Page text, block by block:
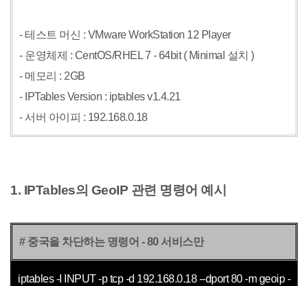
- 테스트 머신 : VMware WorkStation 12 Player
- 운영체제 : CentOS/RHEL 7 - 64bit ( Minimal 설치 )
- 메모리 : 2GB
- IPTables Version : iptables v1.4.21
- 서버 아이피 : 192.168.0.18
1. IPTables의 GeoIP 관련 명령어 예시
# 중국을 차단하는 명령어 - 80 서비스만
iptables -I INPUT -p tcp -d 192.168.0.18 --dport 80 -m geoip -